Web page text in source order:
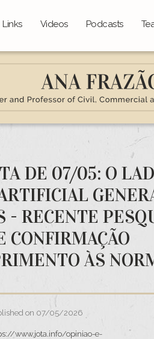
Links Videos Podcasts
DE 07/05: O
- RECENTE
CONFIRMAÇÃO
ÀS
on 07/05/2026
www.jota.info/opiniao-e-